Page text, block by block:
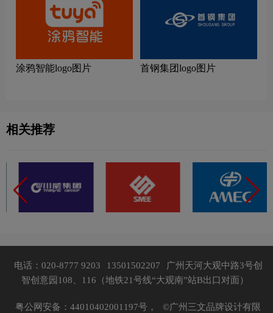
涂鸦智能logo图片 首钢集团logo图片
相关推荐
电话：020-8777 9203 13501502207
广州天河大观中路3号创
智创意园108、116（地铁21号线“大观南”站B出口对面）
粤公网安备：44010402001197号， ©广州三文品牌设计有限